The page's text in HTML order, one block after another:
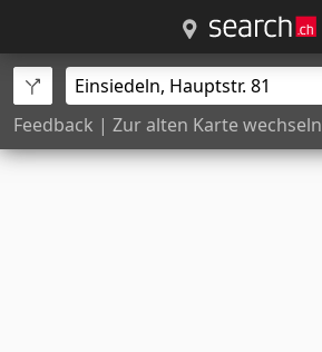
Feedback | Zur alten Karte wechseln